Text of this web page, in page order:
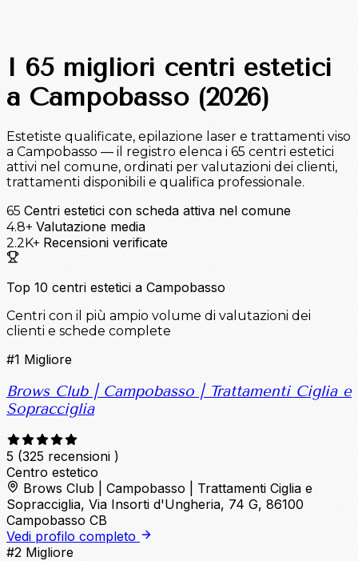
I 65 migliori centri estetici
a Campobasso (2026)
Estetiste qualificate, epilazione laser e trattamenti viso
a Campobasso — il registro elenca i 65 centri estetici
attivi nel comune, ordinati per valutazioni dei clienti,
trattamenti disponibili e qualifica professionale.
65 Centri estetici con scheda attiva nel comune
4.8+ Valutazione media
2.2K+ Recensioni verificate
Top 10 centri estetici a Campobasso
Centri con il più ampio volume di valutazioni dei
clienti e schede complete
#1 Migliore
Brows Club | Campobasso | Trattamenti Ciglia e
Sopracciglia
5 (325 recensioni )
Centro estetico
Brows Club | Campobasso | Trattamenti Ciglia e
Sopracciglia, Via Insorti d'Ungheria, 74 G, 86100
Campobasso CB
Vedi profilo completo
#2 Migliore